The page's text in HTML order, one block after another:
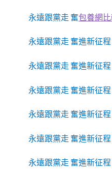
永遠跟黨走 奮包養網
永遠跟黨走 奮進新征
永遠跟黨走 奮進新征
永遠跟黨走 奮進新征
永遠跟黨走 奮進新征
永遠跟黨走 奮進新征
永遠跟黨走 奮進新征